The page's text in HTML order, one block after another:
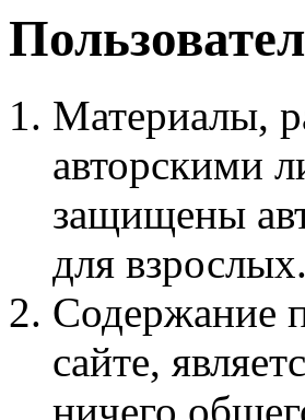
Материалы,
авторскими
защищены
для взрослых.
Содержание
сайте,